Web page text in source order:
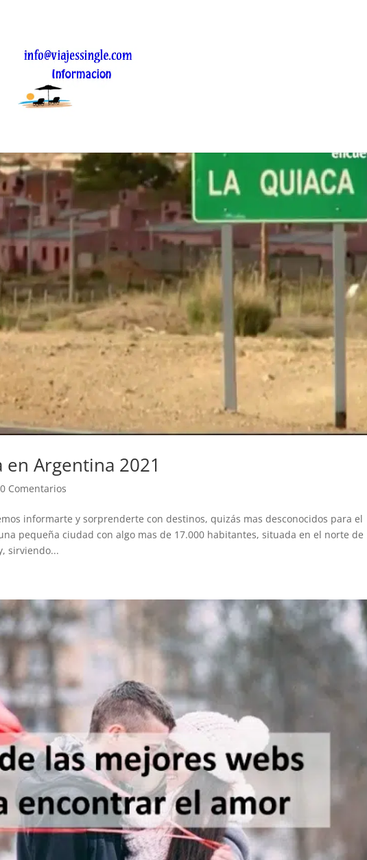
en Argentina 2021
0 Comentarios
informarte y sorprenderte con destinos, quizás mas desconocidos para el
pequeña ciudad con algo mas de 17.000 habitantes, situada en el norte de
sirviendo...